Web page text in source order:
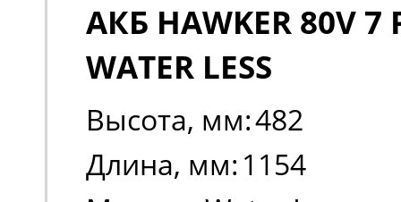
АКБ HAWKER 80V 7
WATER LESS
Высота, мм:482
Длина, мм: 1154